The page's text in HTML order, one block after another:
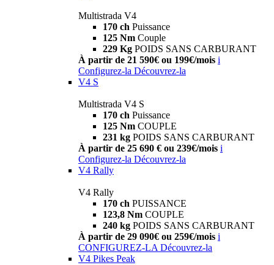
Multistrada V4
170 ch Puissance
125 Nm Couple
229 Kg POIDS SANS CARBURANT
À partir de 21 590€ ou 199€/mois i
Configurez-la Découvrez-la
V4 S
Multistrada V4 S
170 ch Puissance
125 Nm COUPLE
231 kg POIDS SANS CARBURANT
À partir de 25 690 € ou 239€/mois i
Configurez-la Découvrez-la
V4 Rally
V4 Rally
170 ch PUISSANCE
123,8 Nm COUPLE
240 kg POIDS SANS CARBURANT
À partir de 29 090€ ou 259€/mois i
CONFIGUREZ-LA Découvrez-la
V4 Pikes Peak